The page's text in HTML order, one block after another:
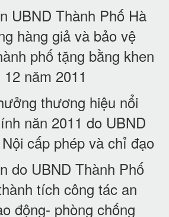
Thành Phố Hà
hàng giả và bảo vệ
phố tặng bằng khen
năm 2011
thương hiệu nổi
năn 2011 do UBND
cấp phép và chỉ đạo
UBND Thành Phố
tích công tác an
động- phòng chống